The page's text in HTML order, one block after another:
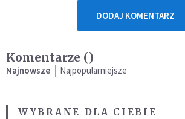
DODAJ KOMENTARZ
Komentarze ()
Najnowsze Najpopularniejsze
WYBRANE DLA CIEBIE